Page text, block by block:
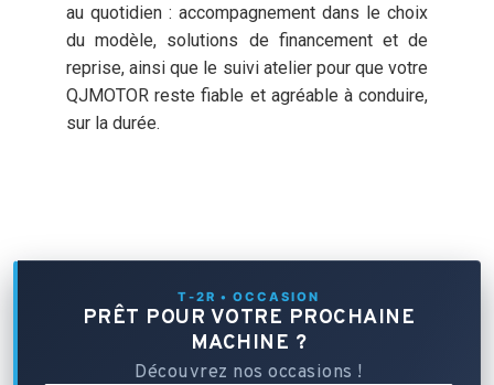
au quotidien : accompagnement dans le choix
du modèle, solutions de financement et de
reprise, ainsi que le suivi atelier pour que votre
QJMOTOR reste fiable et agréable à conduire,
sur la durée.
T-2R • OCCASION
PRÊT POUR VOTRE PROCHAINE
MACHINE ?
Découvrez nos occasions !